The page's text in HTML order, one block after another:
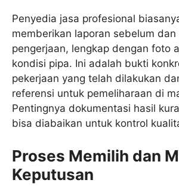
Penyedia jasa profesional
memberikan laporan sebelum dan
pengerjaan, lengkap dengan foto
kondisi pipa. Ini adalah bukti
pekerjaan yang telah dilakukan
referensi untuk pemeliharaan di
Pentingnya dokumentasi hasil
bisa diabaikan untuk kontrol
Proses Memilih dan
Keputusan